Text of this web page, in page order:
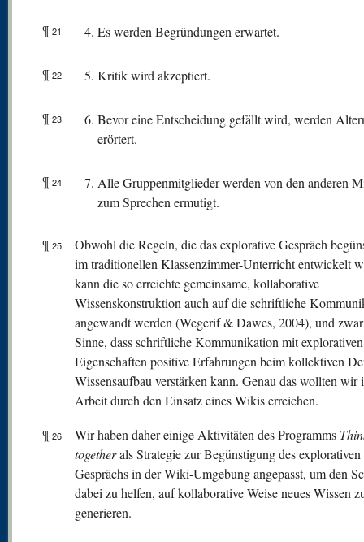
¶ 21 Es werden Begründungen erwartet.
¶ 22 Kritik wird akzeptiert.
¶ 23
Bevor eine Entscheidung gefällt wird, werden
erörtert.
¶ 24
Alle Gruppenmitglieder werden von den anderen
zum Sprechen ermutigt.
¶ 25
Obwohl die Regeln, die das explorative Gespräch
im traditionellen Klassenzimmer-Unterricht entwickelt
kann die so erreichte gemeinsame, kollaborative
Wissenskonstruktion auch auf die schriftliche
angewandt werden (Wegerif & Dawes, 2004), und
Sinne, dass schriftliche Kommunikation mit explorativen
Eigenschaften positive Erfahrungen beim kollektiven
Wissensaufbau verstärken kann. Genau das wollten wir
Arbeit durch den Einsatz eines Wikis erreichen.
¶ 26 Wir haben daher einige Aktivitäten des Programms
togetherals Strategie zur Begünstigung des explorativen
Gesprächs in der Wiki-Umgebung angepasst, um den
dabei zu helfen, auf kollaborative Weise neues Wissen
generieren.